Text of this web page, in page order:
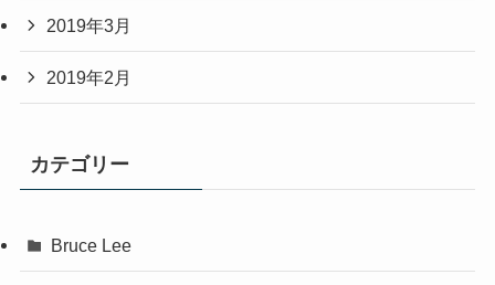
2019年3月
2019年2月
カテゴリー
Bruce Lee